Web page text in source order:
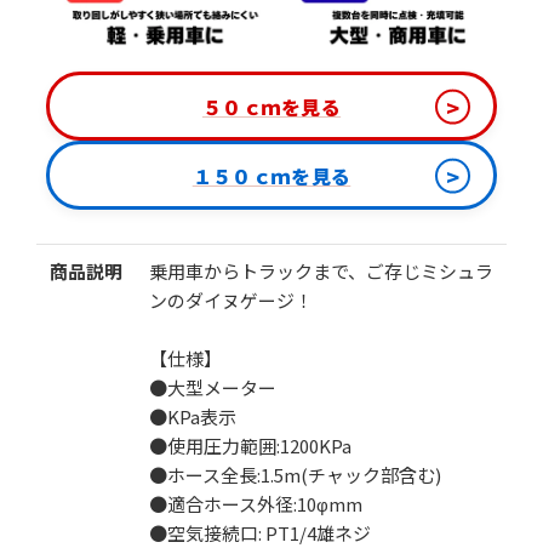
カートに追加する
お気に入りに追加
５０ｃｍを見る >
１５０ｃｍを見る >
商品説明
乗用車からトラックまで、ご存じミシュラ
ンのダイヌゲージ！
【仕様】
●大型メーター
●KPa表示
●使用圧力範囲:1200KPa
●ホース全長:1.5m(チャック部含む)
●適合ホース外径:10φmm
●空気接続口: PT1/4雄ネジ